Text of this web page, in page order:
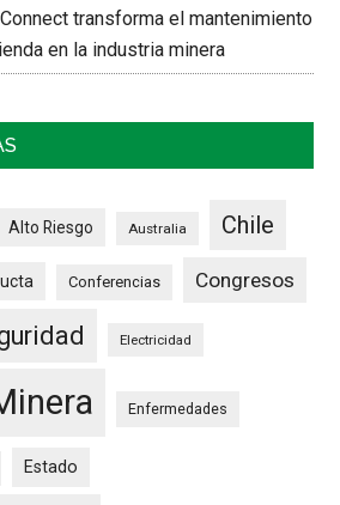
transforma el mantenimiento
en la industria minera
Alto Riesgo Australia Chile
Conferencias Congresos
Electricidad
Enfermedades
Estado